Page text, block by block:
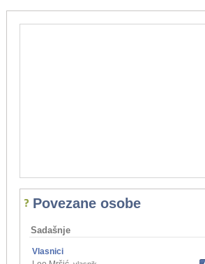
Povezane osobe
Sadašnje
Vlasnici